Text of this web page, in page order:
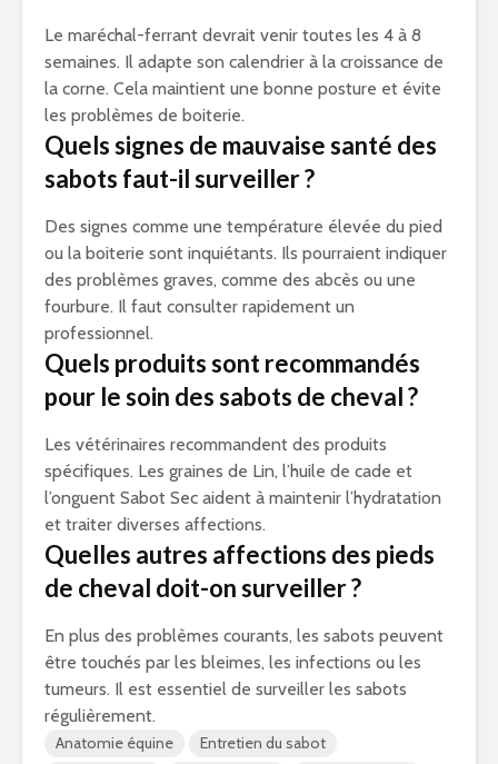
Le maréchal-ferrant devrait venir toutes les 4 à 8
semaines. Il adapte son calendrier à la croissance de
la corne. Cela maintient une bonne posture et évite
les problèmes de boiterie.
Quels signes de mauvaise santé des
sabots faut-il surveiller ?
Des signes comme une température élevée du pied
ou la boiterie sont inquiétants. Ils pourraient indiquer
des problèmes graves, comme des abcès ou une
fourbure. Il faut consulter rapidement un
professionnel.
Quels produits sont recommandés
pour le soin des sabots de cheval ?
Les vétérinaires recommandent des produits
spécifiques. Les graines de Lin, l’huile de cade et
l’onguent Sabot Sec aident à maintenir l’hydratation
et traiter diverses affections.
Quelles autres affections des pieds
de cheval doit-on surveiller ?
En plus des problèmes courants, les sabots peuvent
être touchés par les bleimes, les infections ou les
tumeurs. Il est essentiel de surveiller les sabots
régulièrement.
Anatomie équine
Entretien du sabot